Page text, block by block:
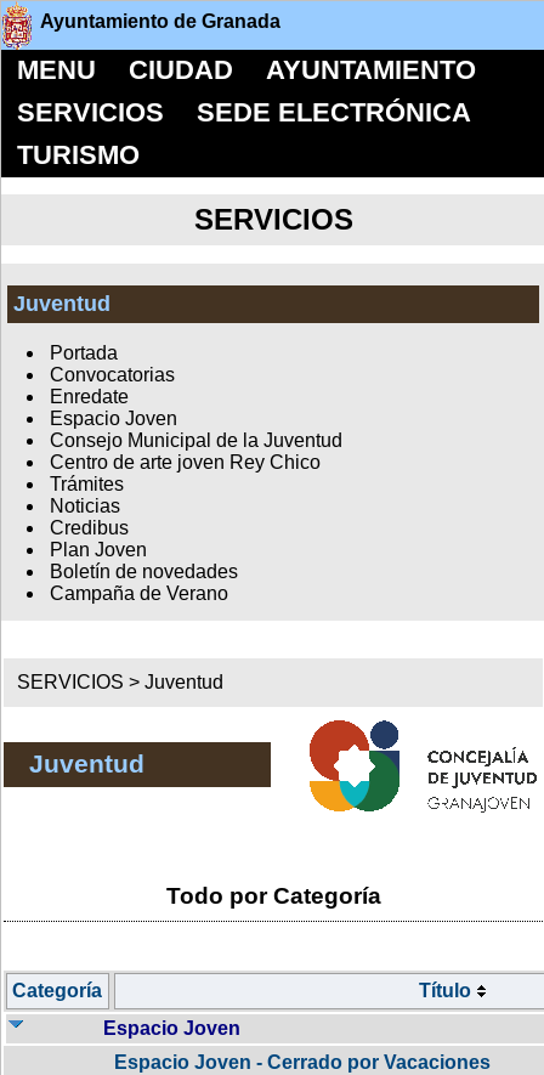
Ayuntamiento de Granada
MENU CIUDAD
AYUNTAMIENTO
SERVICIOS
SEDE ELECTRÓNICA
TURISMO
SERVICIOS
Juventud
Portada
Convocatorias
Enredate
Espacio Joven
Consejo Municipal de la Juventud
Centro de arte joven Rey Chico
Trámites
Noticias
Credibus
Plan Joven
Boletín de novedades
Campaña de Verano
SERVICIOS >Juventud
Juventud
Todo por Categoría
Categoría
Título
Espacio Joven
Espacio Joven - Cerrado por Vacaciones